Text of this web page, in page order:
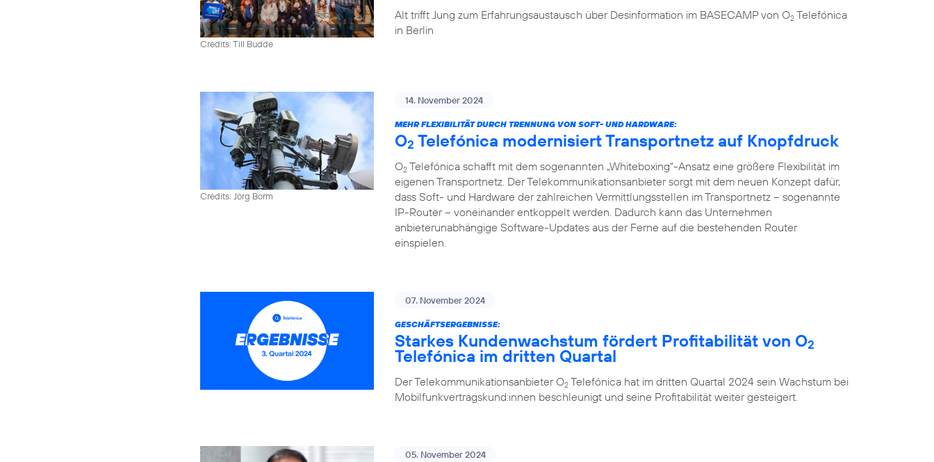
Credits: Till Budde
Alt trifft Jung zum Erfahrungsaustausch über Desinformation im BASECAMP von O2 Telefónica
in Berlin
Credits: Jörg Borm
14. November 2024
MEHR FLEXIBILITÄT DURCH TRENNUNG VON SOFT- UND HARDWARE:
O2 Telefónica modernisiert Transportnetz auf Knopfdruck
O2 Telefónica schafft mit dem sogenannten „Whiteboxing“-Ansatz eine größere Flexibilität im
eigenen Transportnetz. Der Telekommunikationsanbieter sorgt mit dem neuen Konzept dafür,
dass Soft- und Hardware der zahlreichen Vermittlungsstellen im Transportnetz – sogenannte
IP-Router – voneinander entkoppelt werden. Dadurch kann das Unternehmen
anbieterunabhängige Software-Updates aus der Ferne auf die bestehenden Router
einspielen.
07. November 2024
GESCHÄFTSERGEBNISSE:
Starkes Kundenwachstum fördert Profitabilität von O2
Telefónica im dritten Quartal
Der Telekommunikationsanbieter O2 Telefónica hat im dritten Quartal 2024 sein Wachstum bei
Mobilfunkvertragskund:innen beschleunigt und seine Profitabilität weiter gesteigert.
05. November 2024